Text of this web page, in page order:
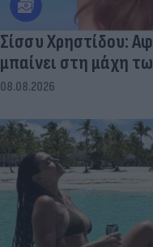
Σίσσυ Χρηστίδου:
μπαίνει στη μάχη
08.08.2026